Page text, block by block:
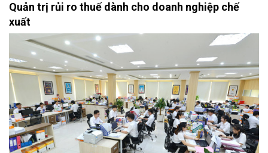
Quản trị rủi ro thuế dành cho doanh nghiệp chế
xuất